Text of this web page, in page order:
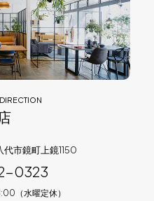
市鏡町上鏡1150
0323
（水曜定休）